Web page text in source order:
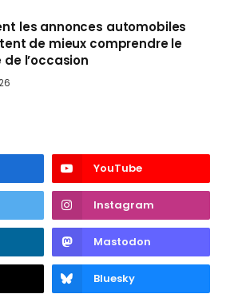
les annonces automobiles
de mieux comprendre le
l’occasion
YouTube
Instagram
Mastodon
Bluesky